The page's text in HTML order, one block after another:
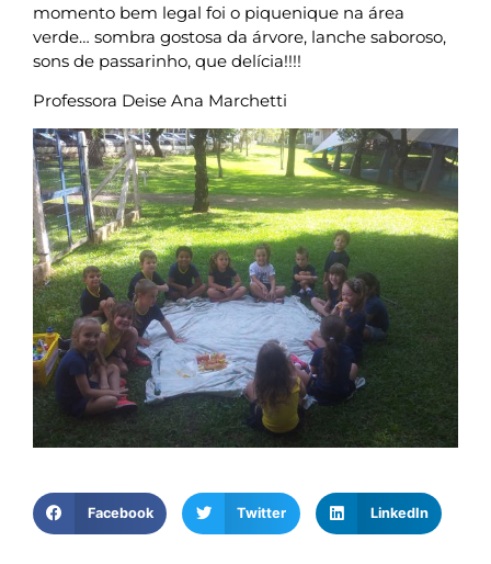
momento bem legal foi o piquenique na área
verde… sombra gostosa da árvore, lanche saboroso,
sons de passarinho, que delícia!!!!
Professora Deise Ana Marchetti
Facebook Twitter LinkedIn